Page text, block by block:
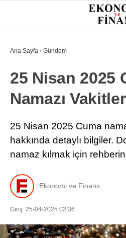
GÜNDEM
EKONOMI
FINANS
BORSA
SEKTÖRLER
OTOMOBIL
Ana Sayfa › Gündem
25 Nisan 2025
Namazı
25 Nisan 2025 Cuma
hakkında detaylı bilgiler.
namaz kılmak için
Ekonomi ve Finans
Giriş: 25-04-2025 02:36